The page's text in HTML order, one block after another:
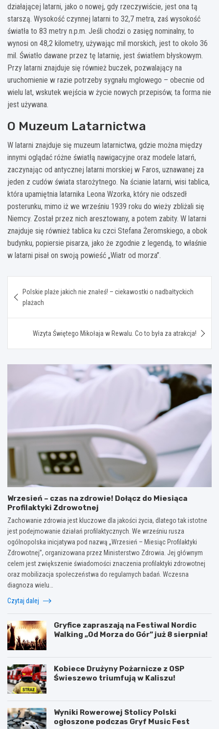
działającej latarni, jako o nowej, gdy rzeczywiście, jest ona tą
starszą. Wysokość czynnej latarni to 32,7 metra, zaś wysokość
światła to 83 metry n.p.m. Jeśli chodzi o zasięg nominalny, to
wynosi on 48,2 kilometry, używając mil morskich, jest to około 36
mil. Światło dawane przez tę latarnię, jest światłem błyskowym.
Przy latarni znajduje się również buczek, pozwalający na
uruchomienie w razie potrzeby sygnału mgłowego – obecnie od
wielu lat, wskutek wejścia w życie nowych przepisów, ta forma nie
jest używana.
O Muzeum Latarnictwa
W latarni znajduje się muzeum latarnictwa, gdzie można między
innymi oglądać różne światłą nawigacyjne oraz modele latarń,
zaczynając od antycznej latarni morskiej w Faros, uznawanej za
jeden z cudów świata starożytnego. Na ścianie latarni, wisi tablica,
która upamiętnia latarnika Leona Wzorka, który nie odszedł
posterunku, mimo iż we wrześniu 1939 roku do wieży zbliżali się
Niemcy. Został przez nich aresztowany, a potem zabity. W latarni
znajduje się również tablica ku czci Stefana Żeromskiego, a obok
budynku, popiersie pisarza, jako że zgodnie z legendą, to właśnie
w latarni pisał on swoją powieść „Wiatr od morza”.
wpisu
Polskie plaże jakich nie znałeś! – ciekawostki o nadbałtyckich
plażach
Wizyta Świętego Mikołaja w Rewalu. Co to była za atrakcja!
Wrzesień – czas na zdrowie! Dołącz do Miesiąca
Profilaktyki Zdrowotnej
Zachowanie zdrowia jest kluczowe dla jakości życia, dlatego tak istotne
jest podejmowanie działań profilaktycznych. We wrześniu rusza
ogólnopolska inicjatywa pod nazwą „Wrzesień – Miesiąc Profilaktyki
Zdrowotnej”, organizowana przez Ministerstwo Zdrowia. Jej głównym
celem jest zwiększenie świadomości znaczenia profilaktyki zdrowotnej
oraz mobilizacja społeczeństwa do regularnych badań. Wczesna
diagnoza wielu…
Czytaj dalej
Gryfice zapraszają na Festiwal Nordic
Walking „Od Morza do Gór” już 8 sierpnia!
Kobiece Drużyny Pożarnicze z OSP
Świeszewo triumfują w Kaliszu!
Wyniki Rowerowej Stolicy Polski
ogłoszone podczas Gryf Music Fest